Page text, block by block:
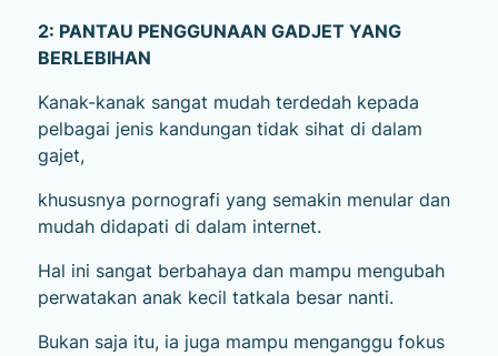
2: PANTAU PENGGUNAAN GADJET YANG
BERLEBIHAN
Kanak-kanak sangat mudah terdedah kepada
pelbagai jenis kandungan tidak sihat di dalam
gajet,
khususnya pornografi yang semakin menular dan
mudah didapati di dalam internet.
Hal ini sangat berbahaya dan mampu mengubah
perwatakan anak kecil tatkala besar nanti.
Bukan saja itu, ia juga mampu menganggu fokus